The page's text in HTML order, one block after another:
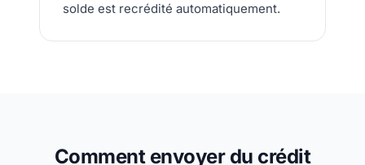
solde est recrédité automatiquement.
Comment envoyer du crédit